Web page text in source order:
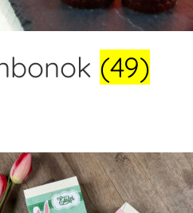
(49)